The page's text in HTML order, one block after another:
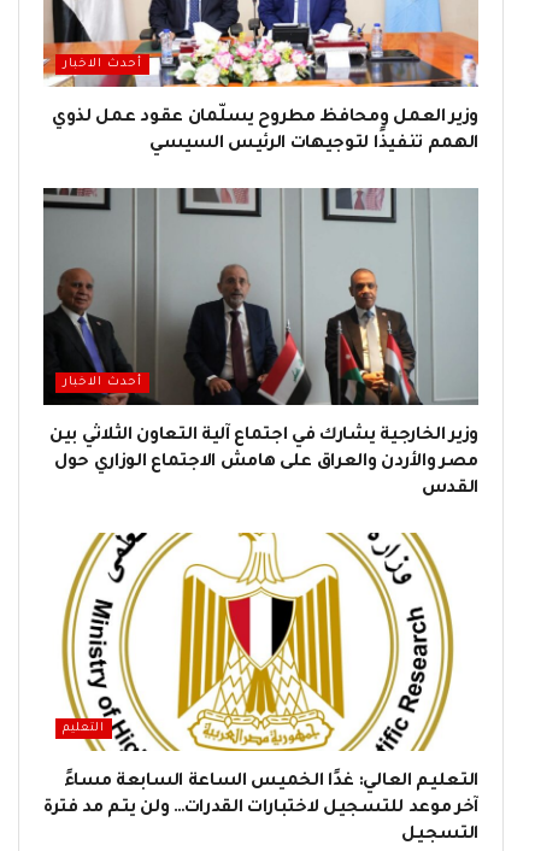
أحدث الاخبار
وزير العمل ومحافظ مطروح يسلّمان عقود عمل لذوي
الهمم تنفيذًا لتوجيهات الرئيس السيسي
أحدث الاخبار
وزير الخارجية يشارك في اجتماع آلية التعاون الثلاثي بين
مصر والأردن والعراق على هامش الاجتماع الوزاري حول
القدس
التعليم
التعليم العالي: غدًا الخميس الساعة السابعة مساءً
آخر موعد للتسجيل لاختبارات القدرات… ولن يتم مد فترة
التسجيل